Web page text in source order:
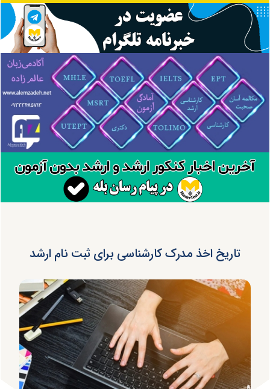
تاریخ اخذ مدرک کارشناسی برای ثبت نام ارشد